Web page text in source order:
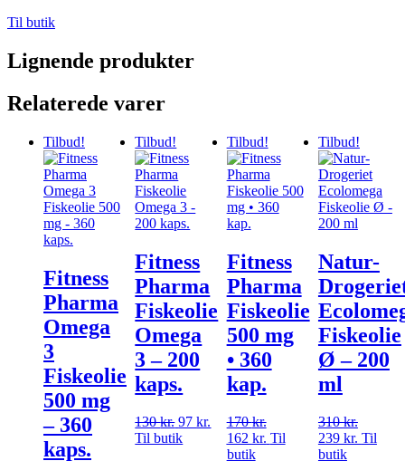
Til butik
Lignende produkter
Relaterede varer
Tilbud!
Fitness
Pharma
Omega
3
Fiskeolie
500 mg
– 360
kaps.
Tilbud!
Fitness
Pharma
Fiskeolie
Omega
3 – 200
kaps.
130kr. Den
oprindelige
97kr. Den
aktuelle
pris
Til butik
Tilbud!
Fitness
Pharma
Fiskeolie
500 mg
• 360
kap.
170kr.Den
oprindelige
162 kr. Den
Til
butik
Tilbud!
Natur-
Fiskeolie
Ø – 200
ml
310kr.Den
239 kr. Den
Til
butik